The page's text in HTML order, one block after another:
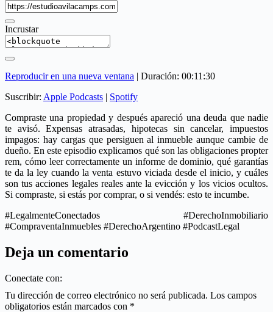
Incrustar
Reproducir en una nueva ventana | Duración: 00:11:30
Suscribir: Apple Podcasts | Spotify
Compraste una propiedad y después apareció una deuda que nadie
te avisó. Expensas atrasadas, hipotecas sin cancelar, impuestos
impagos: hay cargas que persiguen al inmueble aunque cambie de
dueño. En este episodio explicamos qué son las obligaciones propter
rem, cómo leer correctamente un informe de dominio, qué garantías
te da la ley cuando la venta estuvo viciada desde el inicio, y cuáles
son tus acciones legales reales ante la evicción y los vicios ocultos.
Si compraste, si estás por comprar, o si vendés: esto te incumbe.
#LegalmenteConectados #DerechoInmobiliario
#CompraventaInmuebles #DerechoArgentino #PodcastLegal
Deja un comentario
Conectate con:
Tu dirección de correo electrónico no será publicada. Los campos
obligatorios están marcados con *